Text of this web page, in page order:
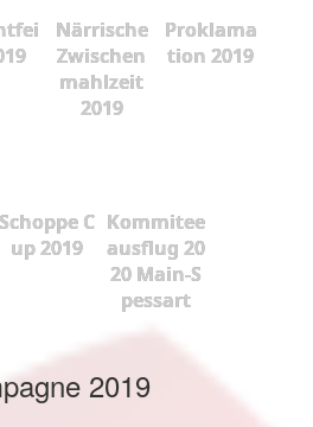
Närrische
Zwischen
mahlzeit
2019
Proklama
tion 2019
Schoppe C
up 2019
Kommitee
ausflug 20
20 Main-S
pessart
2019